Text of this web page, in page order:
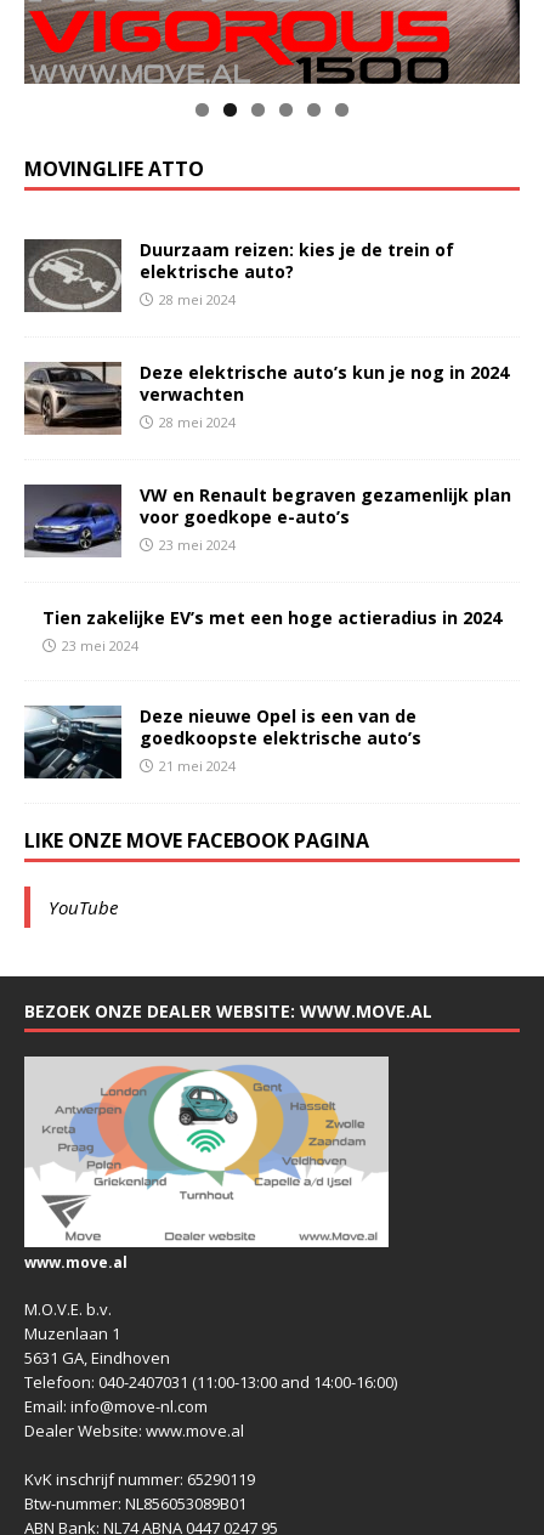
MOVINGLIFE ATTO
Duurzaam reizen: kies je de trein of
elektrische auto?
28 mei 2024
Deze elektrische auto’s kun je nog in 2024
verwachten
28 mei 2024
VW en Renault begraven gezamenlijk plan
voor goedkope e-auto’s
23 mei 2024
Tien zakelijke EV’s met een hoge actieradius in 2024
23 mei 2024
Deze nieuwe Opel is een van de
goedkoopste elektrische auto’s
21 mei 2024
LIKE ONZE MOVE FACEBOOK PAGINA
YouTube
BEZOEK ONZE DEALER WEBSITE: WWW.MOVE.AL
www.move.al
M.O.V.E. b.v.
Muzenlaan 1
5631 GA, Eindhoven
Telefoon: 040-2407031 (11:00-13:00 and 14:00-16:00)
Email: info@move-nl.com
Dealer Website: www.move.al
KvK inschrijf nummer: 65290119
Btw-nummer: NL856053089B01
ABN Bank: NL74 ABNA 0447 0247 95